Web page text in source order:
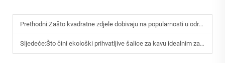
Prethodni:Zašto kvadratne zdjele dobivaju na popularnosti u održivoj posluživanju hrane?
Sljedeće:Što čini ekološki prihvatljive šalice za kavu idealnim za kafiće i lance